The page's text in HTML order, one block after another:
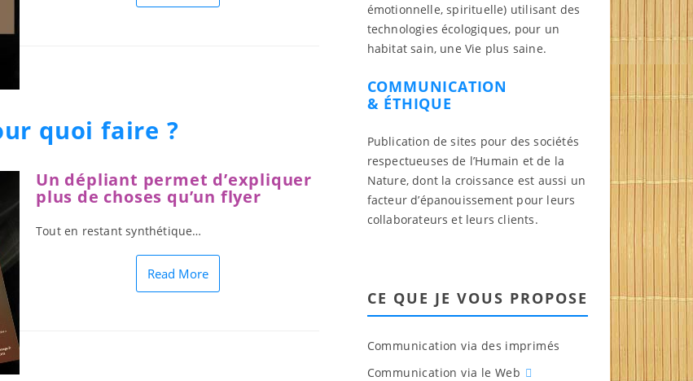
quoi faire ?
Un dépliant permet d’expliquer
plus de choses qu’un flyer
Tout en restant synthétique…
Read More
émotionnelle, spirituelle) utilisant des
technologies écologiques, pour un
habitat sain, une Vie plus saine.
COMMUNICATION
& ÉTHIQUE
Publication de sites pour des sociétés
respectueuses de l’Humain et de la
Nature, dont la croissance est aussi un
facteur d’épanouissement pour leurs
collaborateurs et leurs clients.
CE QUE JE VOUS PROPOSE
Communication via des imprimés
Communication via le Web